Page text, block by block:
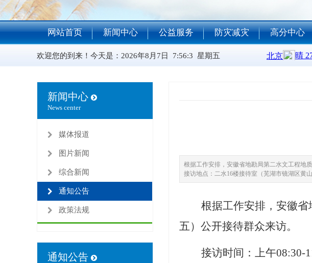
网站首页 新闻中心 公益服务 防灾减灾 高分中心
欢迎您的到来！今天是： 2026年8月7日 7:56:3 星期五
新闻中心
News center
媒体报道
图片新闻
综合新闻
通知公告
政策法规
通知公告
根据工作安排，安徽省地勘局第二水文工程地
接访地点：二水16楼接待室（芜湖市镜湖区黄
根据工作安排，安徽省
五）公开接待群众来访。
接访时间： 上午08:30-